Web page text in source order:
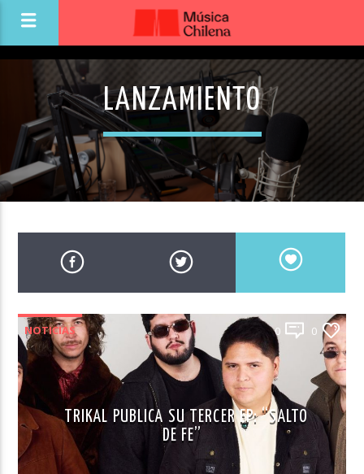
LANZAMIENTO
NOTICIAS 0 0
TRIKAL PUBLICA SU TERCER EP: “SALTO
DE FE”